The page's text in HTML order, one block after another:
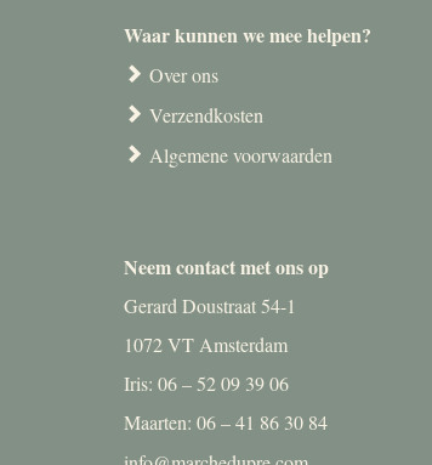
Waar kunnen we mee helpen?
Over ons
Verzendkosten
Algemene voorwaarden
Neem contact met ons op
Gerard Doustraat 54-1
1072 VT Amsterdam
Iris: 06 – 52 09 39 06
Maarten: 06 – 41 86 30 84